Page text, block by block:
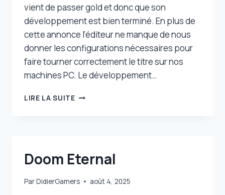
vient de passer gold et donc que son
développement est bien terminé. En plus de
cette annonce l’éditeur ne manque de nous
donner les configurations nécessaires pour
faire tourner correctement le titre sur nos
machines PC. Le développement…
LIRE LA SUITEBETHESDA
RAGE
ET
Doom Eternal
ParDidierGamers août 4, 2025